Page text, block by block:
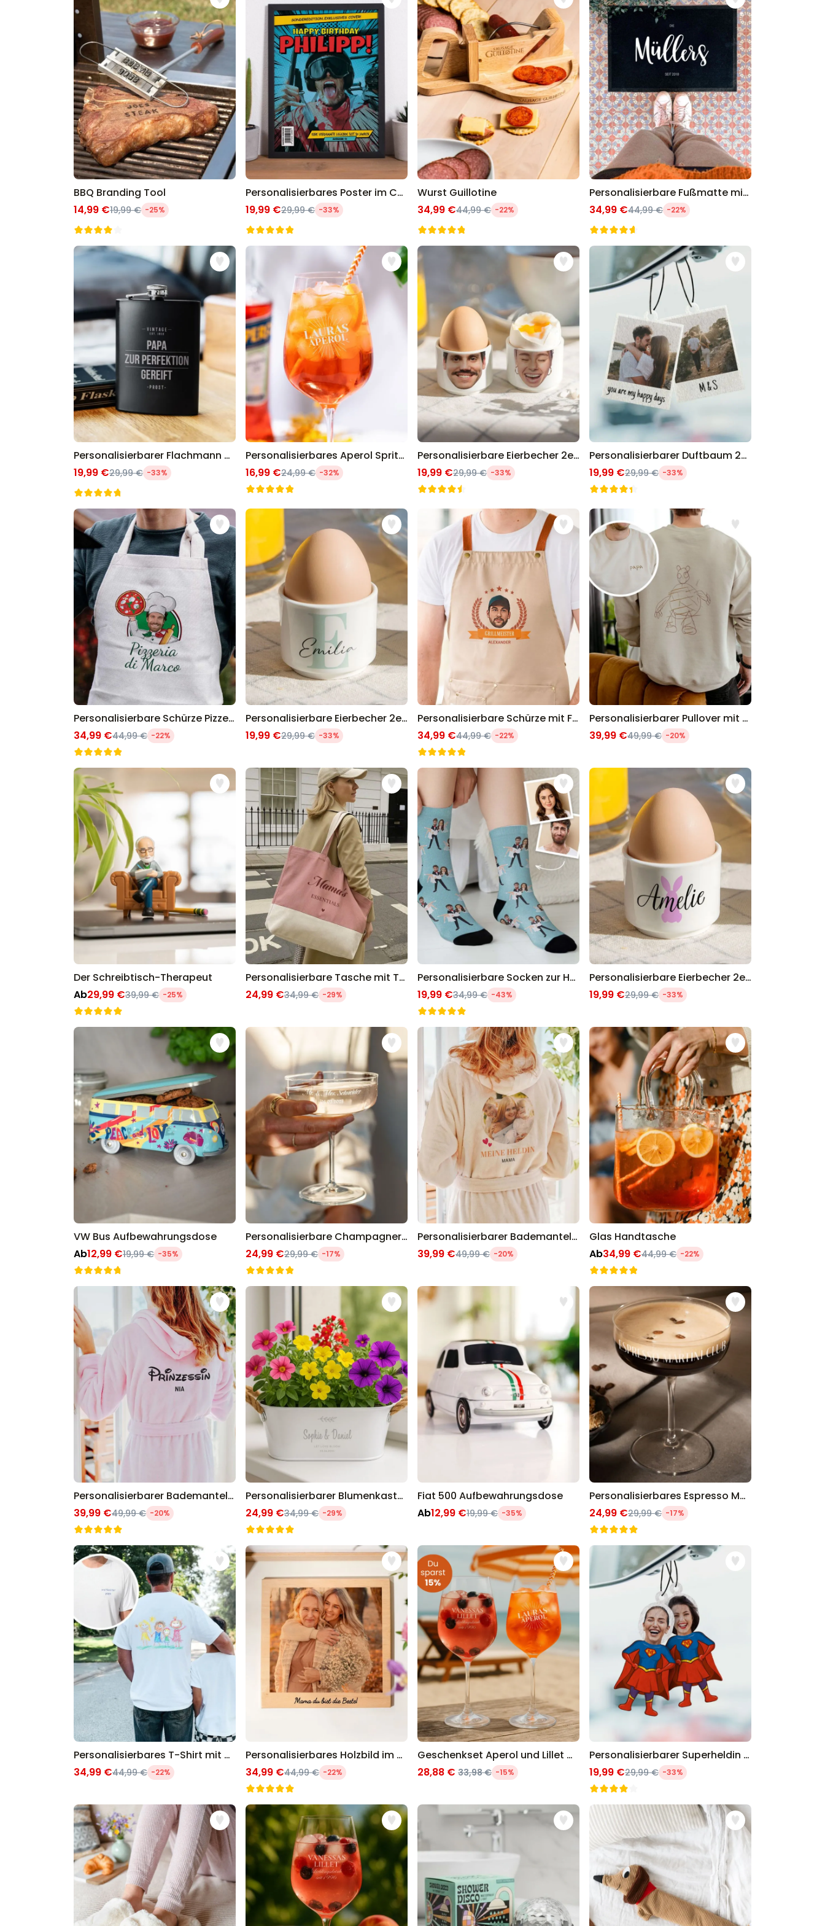
Personalisierbarer Bierkrug
mit Logo und Gesicht
über 68.600
mal gekauft
Personalisierbar
Personalisierbarer Pullover
mit deiner Zeichnung vorne
und hinten
über 600 mal
gekauft
49,99 €
Personalisierbar
Personalisierbares
Geschenkpapier mit Gesicht
mal gekauft
19,99 €
BBQ Branding Tool
14,99 €19,99 € -25%
Personalisierbares Poster im Comic-Stil
19,99 €29,99 € -33%
Wurst Guillotine
34,99 €44,99 € -22%
Personalisierbare Fußmatte mit Namen
34,99 €44,99 € -22%
Personalisierbarer Flachmann Vintage
19,99 €29,99 € -33%
Personalisierbares Aperol Spritz Glas mit Name
16,99 €24,99 € -32%
Personalisierbare Eierbecher 2er-Set mit Gesicht
19,99 €29,99 € -33%
Personalisierbarer Duftbaum 2er Set im Polaroid-Look
19,99 €29,99 € -33%
Personalisierbare Schürze Pizzeria mit Gesicht
34,99 €44,99 € -22%
Personalisierbare Eierbecher 2er-Set mit Monogramm
19,99 €29,99 € -33%
Personalisierbare Schürze mit Foto und Kranz
34,99 €44,99 € -22%
Personalisierbarer Pullover mit deiner Zeichnung vorne und hinten
39,99 €49,99 € -20%
Der Schreibtisch-Therapeut
Ab29,99 €39,99 € -25%
Personalisierbare Tasche mit Text und Symbol
24,99 €34,99 € -29%
Personalisierbare Socken zur Hochzeit mit 2 Gesichtern
19,99 €34,99 € -43%
Personalisierbare Eierbecher 2er-Set mit Symbol und Name
19,99 €29,99 € -33%
VW Bus Aufbewahrungsdose
Ab12,99 €19,99 € -35%
Personalisierbare Champagnerschale mit Text
24,99 €29,99 € -17%
Personalisierbarer Bademantel mit Foto und Namen
39,99 €49,99 € -20%
Glas Handtasche
Ab34,99 €44,99 € -22%
Personalisierbarer Bademantel Prinzessin
39,99 €49,99 € -20%
Personalisierbarer Blumenkasten mit Symbol und Text
24,99 €34,99 € -29%
Fiat 500 Aufbewahrungsdose
Ab12,99 €19,99 € -35%
Personalisierbares Espresso Martini Glas
24,99 €29,99 € -17%
Personalisierbares T-Shirt mit deiner Zeichnung vorne und hinten
34,99 €44,99 € -22%
Personalisierbares Holzbild im Polaroid-Look
34,99 €44,99 € -22%
Geschenkset Aperol und Lillet Glas
28,88 € 33,98 € -15%
Personalisierbarer Superheldin Duftbaum 2er Set mit Gesicht
19,99 €29,99 € -33%